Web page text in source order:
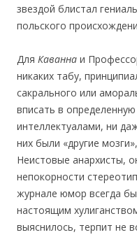
звездой блистал
польского
Для Каванна и
никаких табу,
сакрального или
вписать в
интеллектуалами, ни
них были «другие
Неистовые анархисты,
непокорности
журнале юмор всегда
настоящим
выяснилось, терпит не